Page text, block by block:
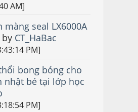
AM]
màng seal LX6000A
CT_HaBac
PM]
bong bóng cho
nhật bé tại lớp học
PM]